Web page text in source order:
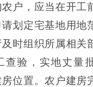
户，应当在开工
划定宅基地用地
时组织所属相关
查验，实地丈量
位置。农户建房